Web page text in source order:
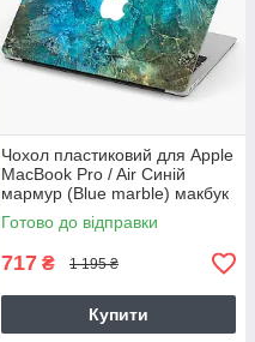
Чохол пластиковий для Apple
MacBook Pro / Air Синій
мармур (Blue marble) макбук
про case hard cover
Готово до відправки
717 ₴ 1 195 ₴
Купити